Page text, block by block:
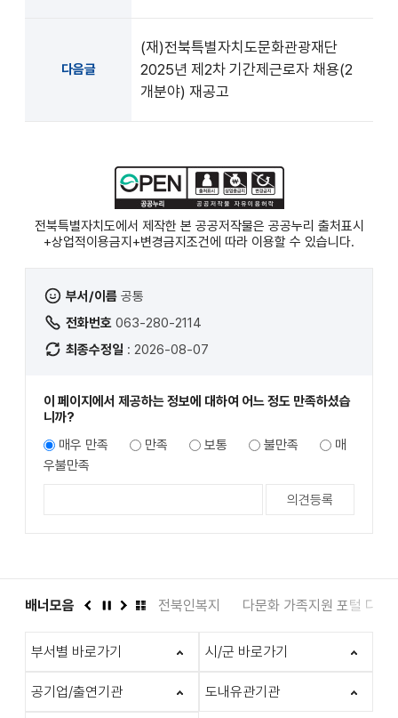
다음글
(재)전북특별자치도문화관광재단
2025년 제2차 기간제근로자 채용(2
개분야) 재공고
전북특별자치도에서 제작한 본 공공저작물은 공공누리 출처표시
+상업적이용금지+변경금지 조건에 따라 이용할 수 있습니다.
부서/이름 공통
전화번호 063-280-2114
최종수정일 : 2026-08-07
이 페이지에서 제공하는 정보에 대하여 어느 정도 만족하셨습
니까?
매우 만족
만족 보통 불만족
매
우불만족
배너모음
서관 인권상담 1331 전북인복지 다문화 가족지원 포털 다누
부서별 바로가기 시/군 바로가기
공기업/출연기관 도내유관기관